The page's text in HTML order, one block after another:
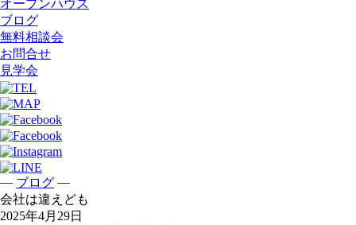
オープンハウス
ブログ
無料相談会
お問合せ
見学会
— ブログ —
会社は違えども
2025年4月29日